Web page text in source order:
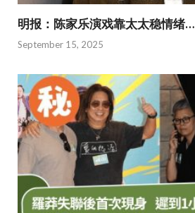
明报：陈家乐演戏靠太太稳情绪…
September 15, 2025